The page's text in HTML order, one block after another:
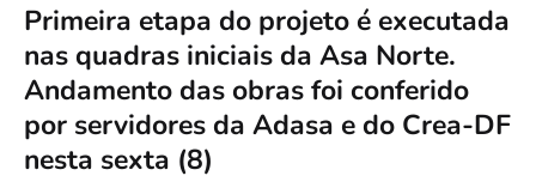
Primeira etapa do projeto é executada
nas quadras iniciais da Asa Norte.
Andamento das obras foi conferido
por servidores da Adasa e do Crea-DF
nesta sexta (8)